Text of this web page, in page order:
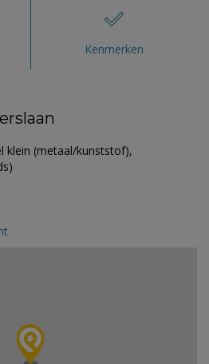
Kenmerken
klein (metaal/kunststof),